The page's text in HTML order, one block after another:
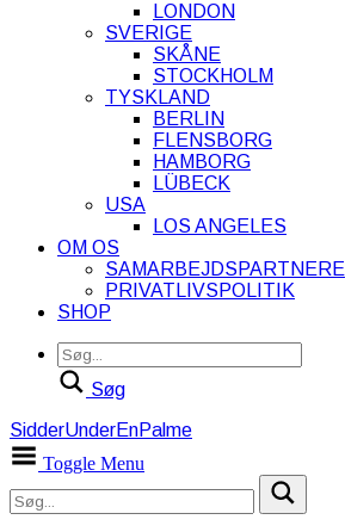
LONDON
SVERIGE
SKÅNE
STOCKHOLM
TYSKLAND
BERLIN
FLENSBORG
HAMBORG
LÜBECK
USA
LOS ANGELES
OM OS
SAMARBEJDSPARTNERE
PRIVATLIVSPOLITIK
SHOP
Søg
SidderUnderEnPalme
Toggle Menu